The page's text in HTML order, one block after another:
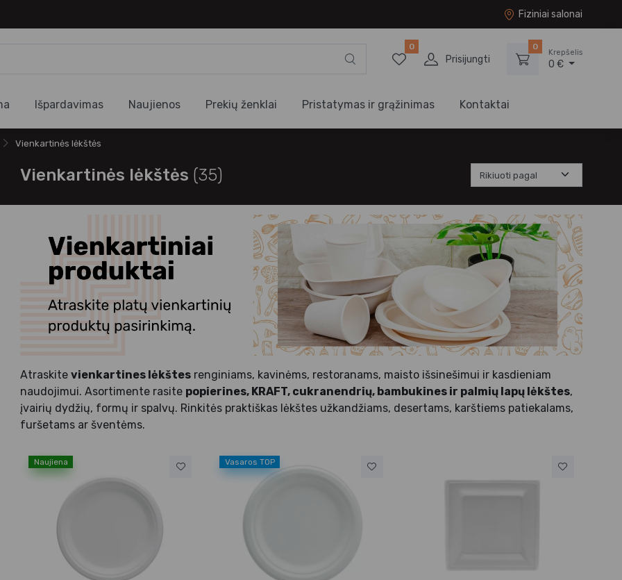
Fiziniai salonai
0
Prisijungti
0
Krepšelis
0 €
Išpardavimas Naujienos Prekių ženklai Pristatymas ir grąžinimas Kontaktai
Vienkartinės lėkštės
Vienkartinės lėkštės (35)
Atraskite vienkartines lėkštes renginiams, kavinėms, restoranams, maisto išsinešimui ir kasdieniam
naudojimui. Asortimente rasite popierines, KRAFT, cukranendrių, bambukines ir palmių lapų lėkštes,
įvairių dydžių, formų ir spalvų. Rinkitės praktiškas lėkštes užkandžiams, desertams, karštiems patiekalams,
furšetams ar šventėms.
Naujiena Vasaros TOP